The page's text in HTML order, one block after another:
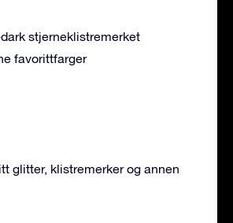
stjerneklistremerket
favorittfarger
glitter, klistremerker og annen